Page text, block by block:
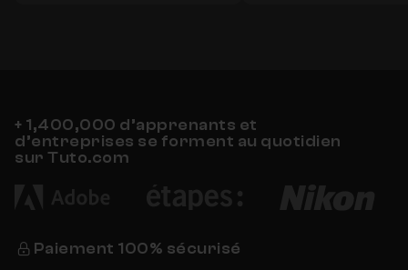
+ 1,400,000 d’apprenants et
d’entreprises se forment au quotidien
sur Tuto.com
Paiement 100% sécurisé